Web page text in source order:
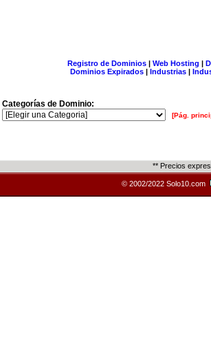
Registro de Dominios| Web Hosting |
Dominios Expirados | Industrias |
Categorías de Dominio:
[Pág.
** Precios
© 2002/2022 Solo10.com